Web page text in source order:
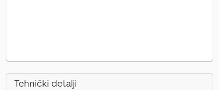
Tehnički detalji